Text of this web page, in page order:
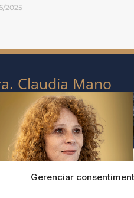
Gerenciar
2025
Claudia Mano